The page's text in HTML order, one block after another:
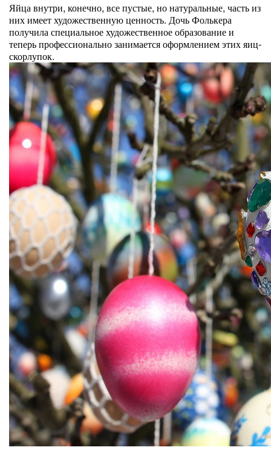
Яйца внутри, конечно, все пустые, но натуральные, часть из
них имеет художественную ценность. Дочь Фолькера
получила специальное художественное образование и
теперь профессионально занимается оформлением этих яиц-
скорлупок.